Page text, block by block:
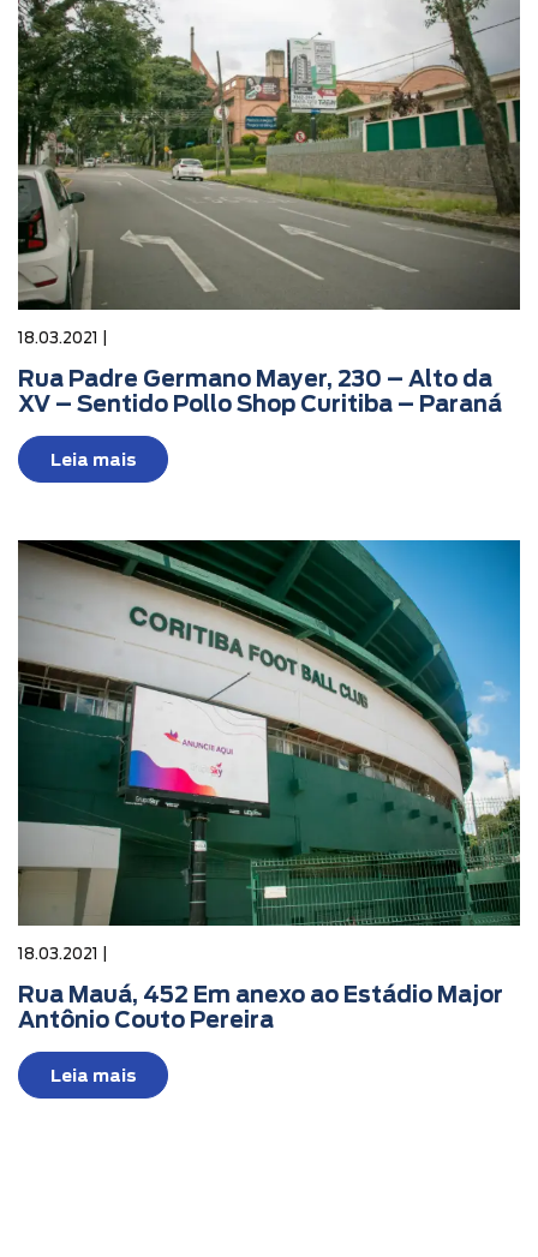
18.03.2021 |
Rua Padre Germano Mayer, 230 – Alto da
XV – Sentido Pollo Shop Curitiba – Paraná
Leia mais
18.03.2021 |
Rua Mauá, 452 Em anexo ao Estádio Major
Antônio Couto Pereira
Leia mais